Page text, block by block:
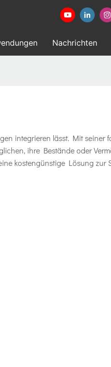
Nachrichten
integrieren lässt. Mit seiner
ihre Bestände oder
kostengünstige Lösung zur